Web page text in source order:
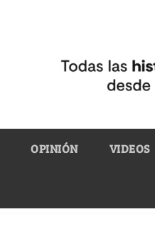
OPINIÓN VIDEOS